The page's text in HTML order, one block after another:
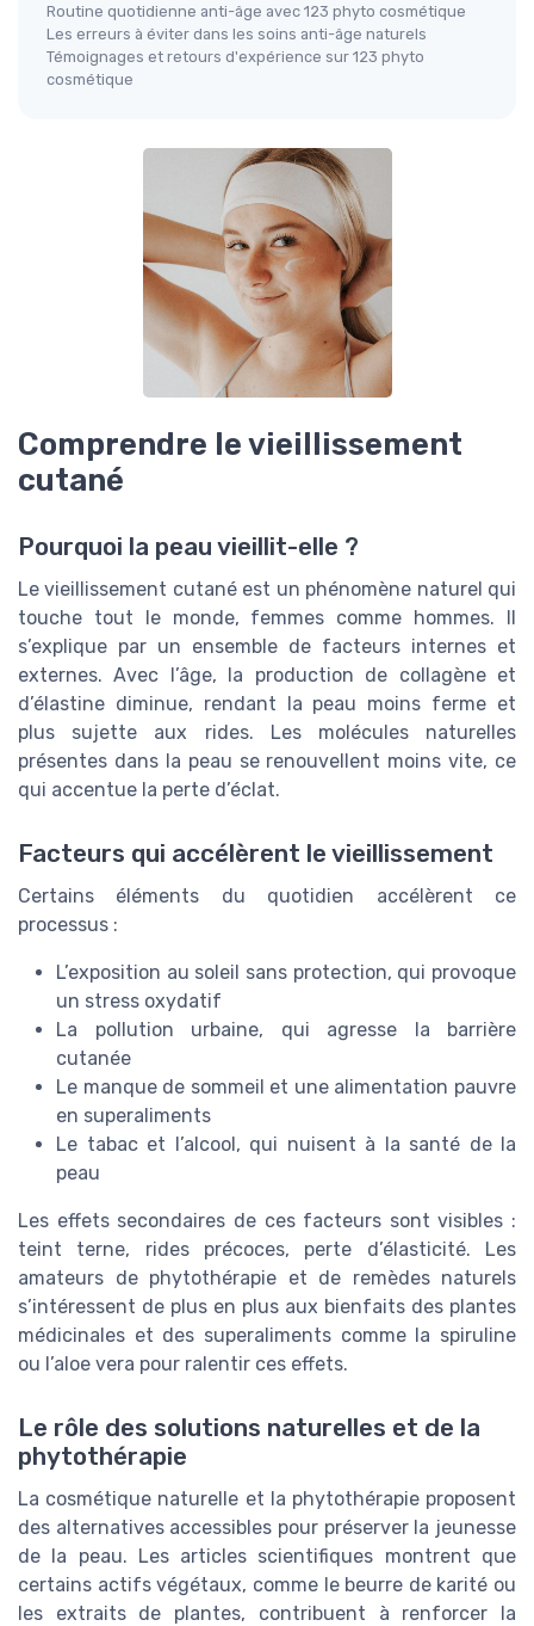
Routine quotidienne anti-âge avec 123 phyto cosmétique
Les erreurs à éviter dans les soins anti-âge naturels
Témoignages et retours d'expérience sur 123 phyto
cosmétique
Comprendre le vieillissement
cutané
Pourquoi la peau vieillit-elle ?
Le vieillissement cutané est un phénomène naturel qui
touche tout le monde, femmes comme hommes. Il
s’explique par un ensemble de facteurs internes et
externes. Avec l’âge, la production de collagène et
d’élastine diminue, rendant la peau moins ferme et
plus sujette aux rides. Les molécules naturelles
présentes dans la peau se renouvellent moins vite, ce
qui accentue la perte d’éclat.
Facteurs qui accélèrent le vieillissement
Certains éléments du quotidien accélèrent ce
processus :
L’exposition au soleil sans protection, qui provoque
un stress oxydatif
La pollution urbaine, qui agresse la barrière
cutanée
Le manque de sommeil et une alimentation pauvre
en superaliments
Le tabac et l’alcool, qui nuisent à la santé de la
peau
Les effets secondaires de ces facteurs sont visibles :
teint terne, rides précoces, perte d’élasticité. Les
amateurs de phytothérapie et de remèdes naturels
s’intéressent de plus en plus aux bienfaits des plantes
médicinales et des superaliments comme la spiruline
ou l’aloe vera pour ralentir ces effets.
Le rôle des solutions naturelles et de la
phytothérapie
La cosmétique naturelle et la phytothérapie proposent
des alternatives accessibles pour préserver la jeunesse
de la peau. Les articles scientifiques montrent que
certains actifs végétaux, comme le beurre de karité ou
les extraits de plantes, contribuent à renforcer la